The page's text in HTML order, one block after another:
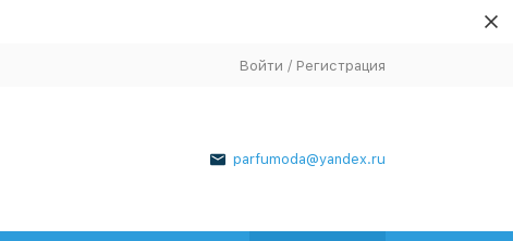
Войти / Регистрация
parfumoda@yandex.ru